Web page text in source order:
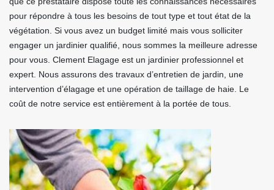
pour répondre à tous les besoins de tout type et tout état de la
végétation. Si vous avez un budget limité mais vous solliciter
engager un jardinier qualifié, nous sommes la meilleure adresse
pour vous. Clement Elagage est un jardinier professionnel et
expert. Nous assurons des travaux d’entretien de jardin, une
intervention d’élagage et une opération de taillage de haie. Le
coût de notre service est entièrement à la portée de tous.